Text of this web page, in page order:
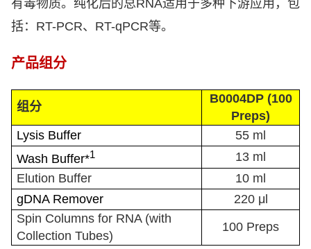
有毒物质。纯化后的总RNA适用于多种下游应用，包
括： RT-PCR、RT-qPCR等。
产品组分
组分
B0004DP (100
Preps)
Lysis Buffer
55 ml
Wash Buffer*1
13 ml
Elution Buffer
10 ml
gDNA Remover
220 μl
Spin Columns for RNA (with
Collection Tubes)
100 Preps